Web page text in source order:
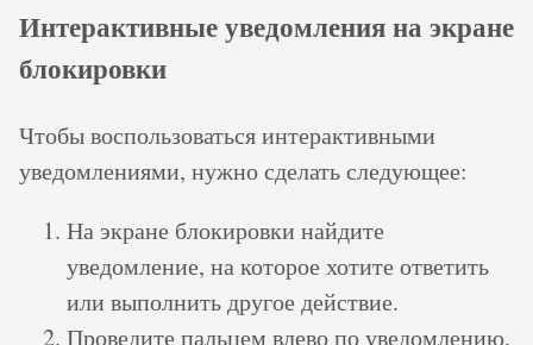
Интерактивные уведомления на экране
блокировки
Чтобы воспользоваться интерактивными
уведомлениями, нужно сделать следующее:
На экране блокировки найдите
уведомление, на которое хотите ответить
или выполнить другое действие.
Проведите пальцем влево по уведомлению,